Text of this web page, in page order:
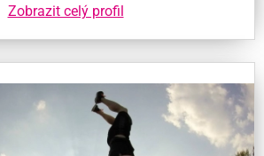
Zobrazit celý profil